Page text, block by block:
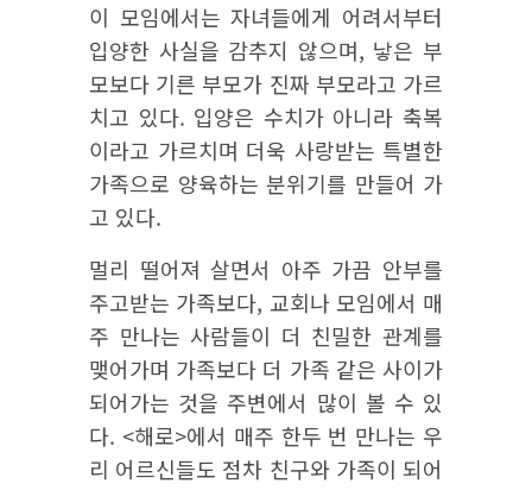
이 모임에서는 자녀들에게 어려서부터
입양한 사실을 감추지 않으며, 낳은 부
모보다 기른 부모가 진짜 부모라고 가르
치고 있다. 입양은 수치가 아니라 축복
이라고 가르치며 더욱 사랑받는 특별한
가족으로 양육하는 분위기를 만들어 가
고 있다.
멀리 떨어져 살면서 아주 가끔 안부를
주고받는 가족보다, 교회나 모임에서 매
주 만나는 사람들이 더 친밀한 관계를
맺어가며 가족보다 더 가족 같은 사이가
되어가는 것을 주변에서 많이 볼 수 있
다. <해로>에서 매주 한두 번 만나는 우
리 어르신들도 점차 친구와 가족이 되어